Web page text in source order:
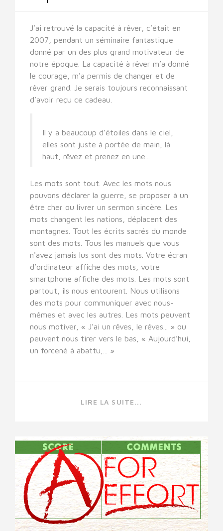
J’ai retrouvé la capacité à rêver, c’était en
2007, pendant un séminaire fantastique
donné par un des plus grand motivateur de
notre époque. La capacité à rêver m’a donné
le courage, m'a permis de changer et de
rêver grand. Je serais toujours reconnaissant
d’avoir reçu ce cadeau.
Il y a beaucoup d’étoiles dans le ciel,
elles sont juste à portée de main, là
haut, rêvez et prenez en une...
Les mots sont tout. Avec les mots nous
pouvons déclarer la guerre, se proposer à un
être cher ou livrer un sermon sincère. Les
mots changent les nations, déplacent des
montagnes. Tout les écrits sacrés du monde
sont des mots. Tous les manuels que vous
n'avez jamais lus sont des mots. Votre écran
d’ordinateur affiche des mots, votre
smartphone affiche des mots. Les mots sont
partout, ils nous entourent. Nous utilisons
des mots pour communiquer avec nous-
mêmes et avec les autres. Les mots peuvent
nous motiver, « J’ai un rêves, le rêves... » ou
peuvent nous tirer vers le bas, « Aujourd’hui,
un forcené à abattu,... »
LIRE LA SUITE...